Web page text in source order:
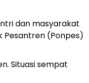
dan masyarakat
Pesantren (Ponpes)
Situasi sempat